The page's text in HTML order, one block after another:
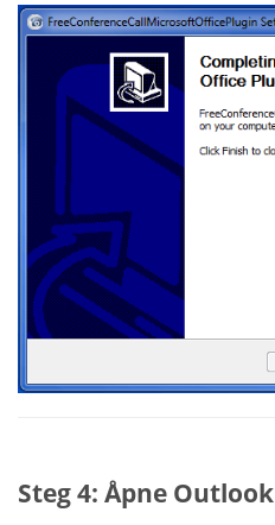
Steg 4: Åpne Outlook